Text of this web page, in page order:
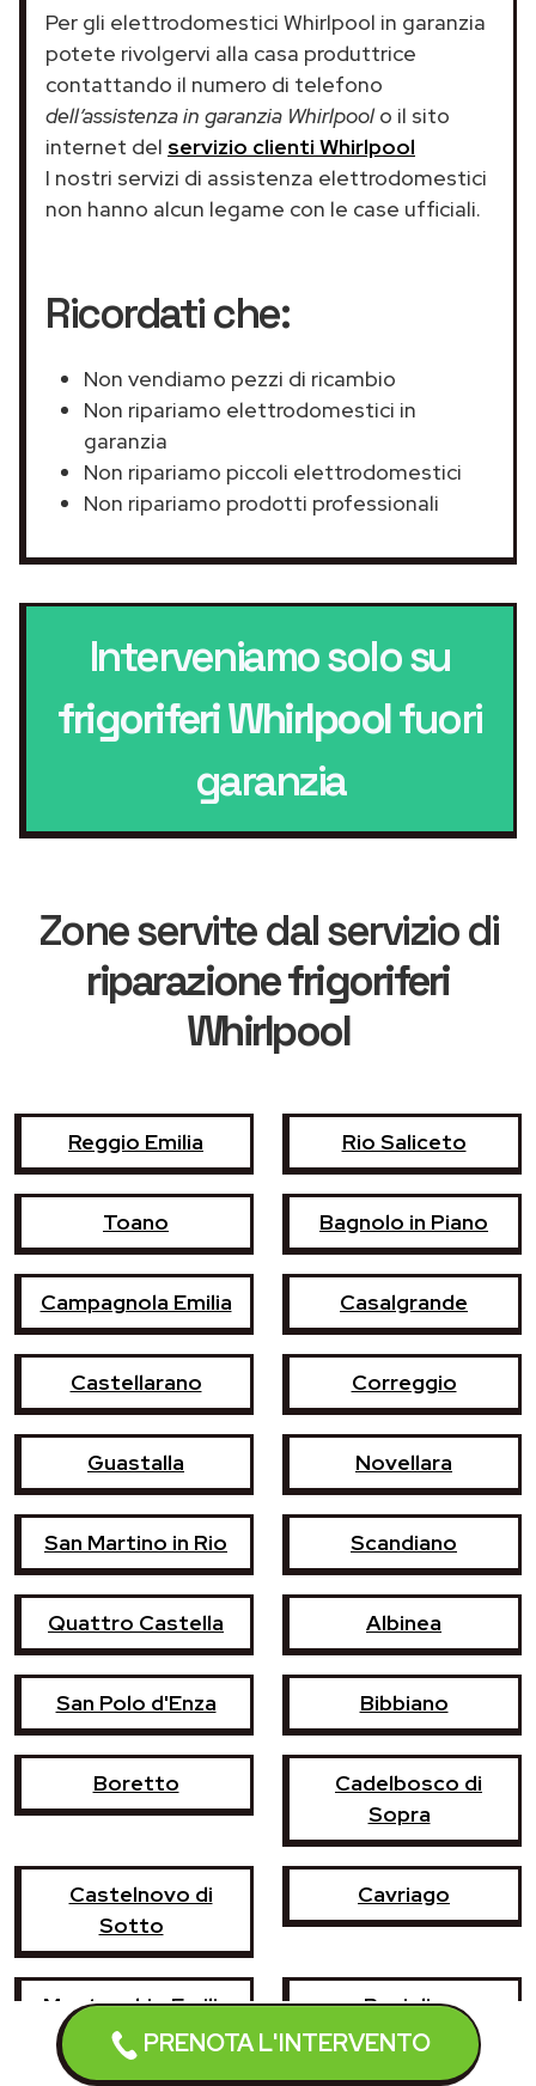
PRENOTA L'INTERVENTO
Per gli elettrodomestici Whirlpool in garanzia
potete rivolgervi alla casa produttrice
contattando il numero di telefono
dell’assistenza in garanzia Whirlpoolo il sito
internet del servizio clienti Whirlpool
I nostri servizi di assistenza elettrodomestici
non hanno alcun legame con le case ufficiali.
Ricordati che:
Non vendiamo pezzi di ricambio
Non ripariamo elettrodomestici in
garanzia
Non ripariamo piccoli elettrodomestici
Non ripariamo prodotti professionali
Interveniamo solo su
frigoriferi Whirlpoolfuori
garanzia
Zone servite dal servizio di
riparazione frigoriferi
Whirlpool
Reggio Emilia Rio Saliceto
Toano Bagnolo in Piano
Campagnola Emilia Casalgrande
Castellarano Correggio
Guastalla Novellara
San Martino in Rio Scandiano
Quattro Castella Albinea
San Polo d'Enza Bibbiano
Boretto
Cadelbosco di
Sopra
Castelnovo di
Sotto
Cavriago
Montecchio Emilia Poviglio